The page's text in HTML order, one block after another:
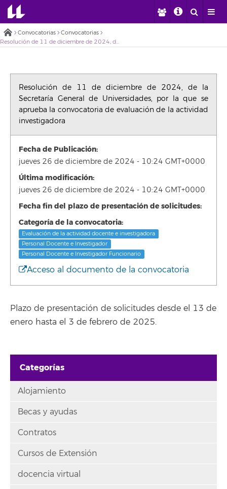
Convocatorias
Convocatorias
Resolución de 11 de diciembre de 2024, de la Secretaría General de Universidades, por la que se aprueba la convocatoria de evaluación de la actividad investigadora
Resolución de 11 de diciembre de 2024, de la
Secretaría General de Universidades, por la que se
aprueba la convocatoria de evaluación de la actividad
investigadora
Fecha de Publicación:
jueves 26 de diciembre de 2024 - 10:24 GMT+0000
Última modificación:
jueves 26 de diciembre de 2024 - 10:24 GMT+0000
Fecha fin del plazo de presentación de solicitudes:
Categoría de la convocatoria:
Evaluación de la actividad docente e investigadora
Personal Docente e Investigador
Personal Docente e Investigador Funcionario
Acceso al documento de la convocatoria
Plazo de presentación de solicitudes desde el 13 de
enero hasta el 3 de febrero de 2025.
Categorías
Alojamiento
Becas y ayudas
Contratos
Cursos de Extensión
docencia virtual